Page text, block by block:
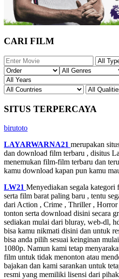
CARI FILM
SITUS TERPERCAYA
birutoto
LAYARWARNA21 merupakan
dan download film terbaru , disitus
menemukan film-film terbaru dan
kamu download kapan pun kamu
LW21 Menyediakan segala kategori
serta film barat paling baru , tentu
dari Action , Crime , Thriller , Horror
tonton serta download disini secara
sediakan mulai dari bluray, web-dl,
bisa kamu nikmati disini dan untuk
bisa anda pilih sesuai keinginan
1080p. Namun kami tetap
film untuk tidak menonton atau
bajakan dan kami sarankan untuk
resmi yang memiliki lisensi dari